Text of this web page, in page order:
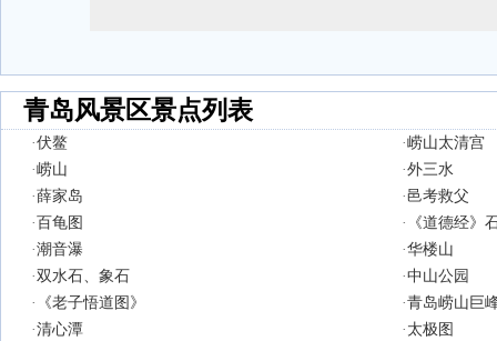
青岛风景区景点列表
·伏鳌 ·崂山太清宫
·崂山 ·外三水
·薛家岛 ·邑考救父
·百龟图 ·
《道德经》
·潮音瀑 ·华楼山
·双水石、象石 ·中山公园
·
《老子悟道图》 ·青岛崂山巨
·清心潭 · 太极图